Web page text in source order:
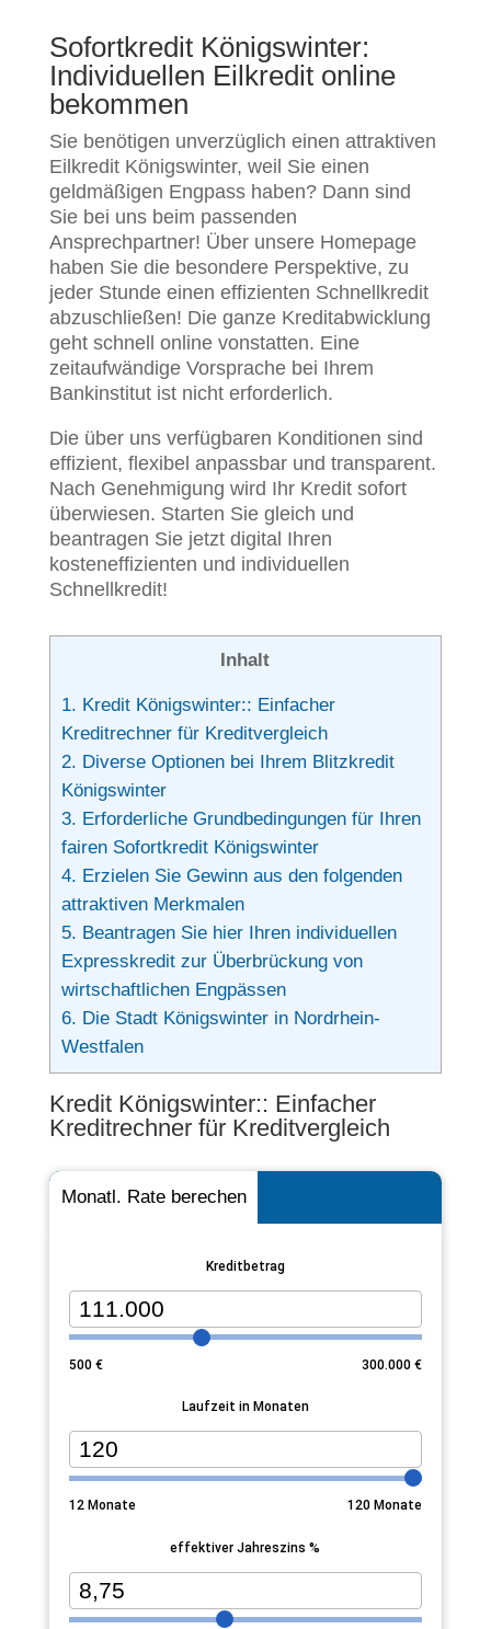
Sofortkredit Königswinter:
Individuellen Eilkredit online
bekommen
Sie benötigen unverzüglich einen attraktiven
Eilkredit Königswinter, weil Sie einen
geldmäßigen Engpass haben? Dann sind
Sie bei uns beim passenden
Ansprechpartner! Über unsere Homepage
haben Sie die besondere Perspektive, zu
jeder Stunde einen effizienten Schnellkredit
abzuschließen! Die ganze Kreditabwicklung
geht schnell online vonstatten. Eine
zeitaufwändige Vorsprache bei Ihrem
Bankinstitut ist nicht erforderlich.
Die über uns verfügbaren Konditionen sind
effizient, flexibel anpassbar und transparent.
Nach Genehmigung wird Ihr Kredit sofort
überwiesen. Starten Sie gleich und
beantragen Sie jetzt digital Ihren
kosteneffizienten und individuellen
Schnellkredit!
Inhalt
1. Kredit Königswinter:: Einfacher
Kreditrechner für Kreditvergleich
2. Diverse Optionen bei Ihrem Blitzkredit
Königswinter
3. Erforderliche Grundbedingungen für Ihren
fairen Sofortkredit Königswinter
4. Erzielen Sie Gewinn aus den folgenden
attraktiven Merkmalen
5. Beantragen Sie hier Ihren individuellen
Expresskredit zur Überbrückung von
wirtschaftlichen Engpässen
6. Die Stadt Königswinter in Nordrhein-
Westfalen
Kredit Königswinter:: Einfacher
Kreditrechner für Kreditvergleich
Monatl. Rate berechen
Kreditbetrag
500€ 300.000 €
Laufzeit in Monaten
12Monate 120 Monate
effektiver Jahreszins %